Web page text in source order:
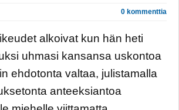
0 kommenttia
alkoivat kun hän heti
uhmasi kansansa uskontoa
ehdotonta valtaa, julistamalla
anteeksiantoa